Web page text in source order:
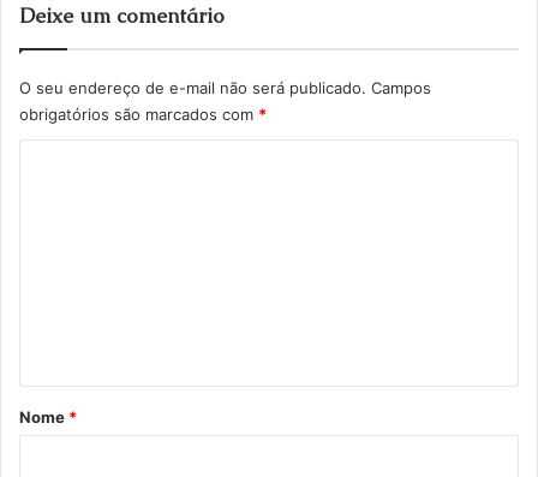
Deixe um comentário
O seu endereço de e-mail não será publicado. Campos
obrigatórios são marcados com *
r
Nome *